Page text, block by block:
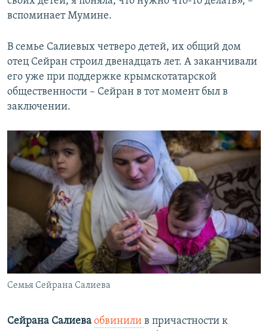
вспоминает Мумине.
В семье Салиевых четверо детей, их общий дом
отец Сейран строил двенадцать лет. А заканчивали
его уже при поддержке крымскотатарской
общественности – Сейран в тот момент был в
заключении.
Семья Сейрана Салиева
Сейрана Салиева обвинили в причастности к